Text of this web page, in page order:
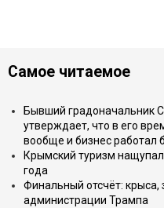
Самое читаемое
Бывший градоначальник
утверждает, что в его
вообще и бизнес работал
Крымский туризм
года
Финальный отсчёт: крыса,
администрации Трампа